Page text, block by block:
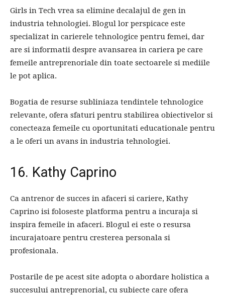
Girls in Tech vrea sa elimine decalajul de gen in
industria tehnologiei. Blogul lor perspicace este
specializat in carierele tehnologice pentru femei, dar
are si informatii despre avansarea in cariera pe care
femeile antreprenoriale din toate sectoarele si mediile
le pot aplica.
Bogatia de resurse subliniaza tendintele tehnologice
relevante, ofera sfaturi pentru stabilirea obiectivelor si
conecteaza femeile cu oportunitati educationale pentru
a le oferi un avans in industria tehnologiei.
16. Kathy Caprino
Ca antrenor de succes in afaceri si cariere, Kathy
Caprino isi foloseste platforma pentru a incuraja si
inspira femeile in afaceri. Blogul ei este o resursa
incurajatoare pentru cresterea personala si
profesionala.
Postarile de pe acest site adopta o abordare holistica a
succesului antreprenorial, cu subiecte care ofera